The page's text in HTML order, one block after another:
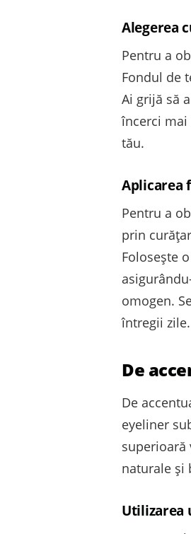
Alegerea
Pentru a
Fondul de
Ai grijă să
încerci
tău.
Aplicarea
Pentru a
prin
Folosește
omogen.
întregii zile.
De
De
eyeliner
superioară
naturale și
Utilizarea